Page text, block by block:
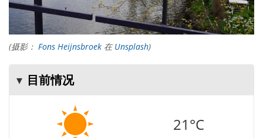
(摄影： Fons Heijnsbroek 在Unsplash)
目前情况
21°C